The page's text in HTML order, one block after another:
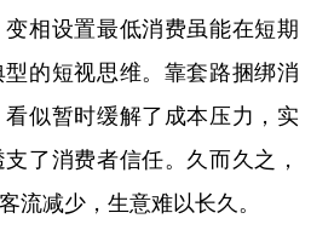
湖北 湖南
青海 宁夏
相设置最低消费虽能在短期
的短视思维。靠套路捆绑消
似暂时缓解了成本压力，实
了消费者信任。久而久之，
流减少，生意难以长久。